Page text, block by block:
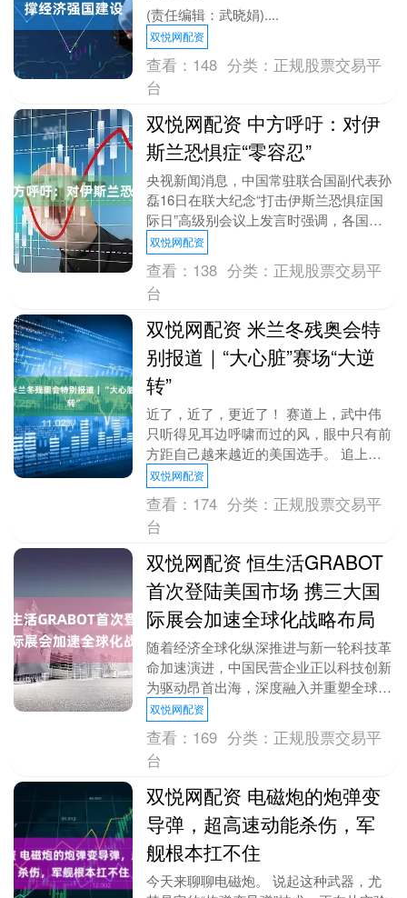
(责任编辑：武晓娟)....
双悦网配资
查看： 148 分类： 正规股票交易平
台
双悦网配资 中方呼吁：对伊
斯兰恐惧症“零容忍”
央视新闻消息，中国常驻联合国副代表孙
磊16日在联大纪念“打击伊斯兰恐惧症国
际日”高级别会议上发言时强调，各国应
坚持对伊斯兰恐惧症“零容忍”，坚决抵制
极端思想和文....
双悦网配资
查看： 138 分类： 正规股票交易平
台
双悦网配资 米兰冬残奥会特
别报道｜“大心脏”赛场“大逆
转”
近了，近了，更近了！ 赛道上，武中伟
只听得见耳边呼啸而过的风，眼中只有前
方距自己越来越近的美国选手。 追上
他，超过他！武中伟爆发全身力量，让自
己的速度不断提升。....
双悦网配资
查看： 174 分类： 正规股票交易平
台
双悦网配资 恒生活GRABOT
首次登陆美国市场 携三大国
际展会加速全球化战略布局
​随着经济全球化纵深推进与新一轮科技革
命加速演进，中国民营企业正以科技创新
为驱动昂首出海，深度融入并重塑全球产
业链格局。 近日，中国领先的全场景本
地数字生活服务....
双悦网配资
查看： 169 分类： 正规股票交易平
台
双悦网配资 电磁炮的炮弹变
导弹，超高速动能杀伤，军
舰根本扛不住
今天来聊聊电磁炮。 说起这种武器，尤